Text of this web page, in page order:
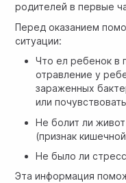
родителей в первые
Перед оказанием
ситуации:
Что ел ребенок в
отравление у
зараженных
или
Не болит ли
(признак
Не было ли
Эта информация